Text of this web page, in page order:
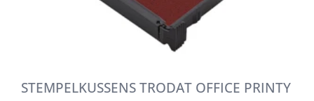
STEMPELKUSSENS TRODAT OFFICE PRINTY